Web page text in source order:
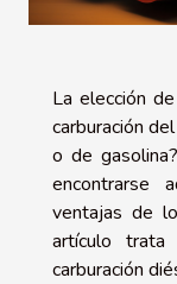
La elección
carburación
o de
encontrarse
ventajas de
artículo
carburación